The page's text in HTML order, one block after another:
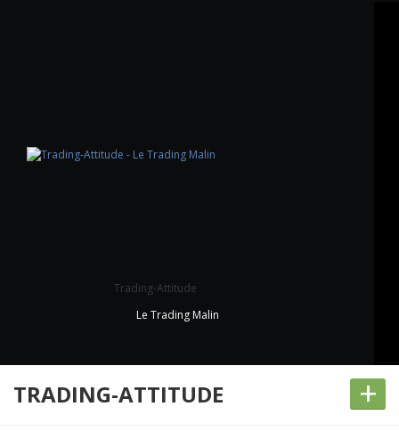
Trading-Attitude
Le Trading Malin
TRADING-ATTITUDE +